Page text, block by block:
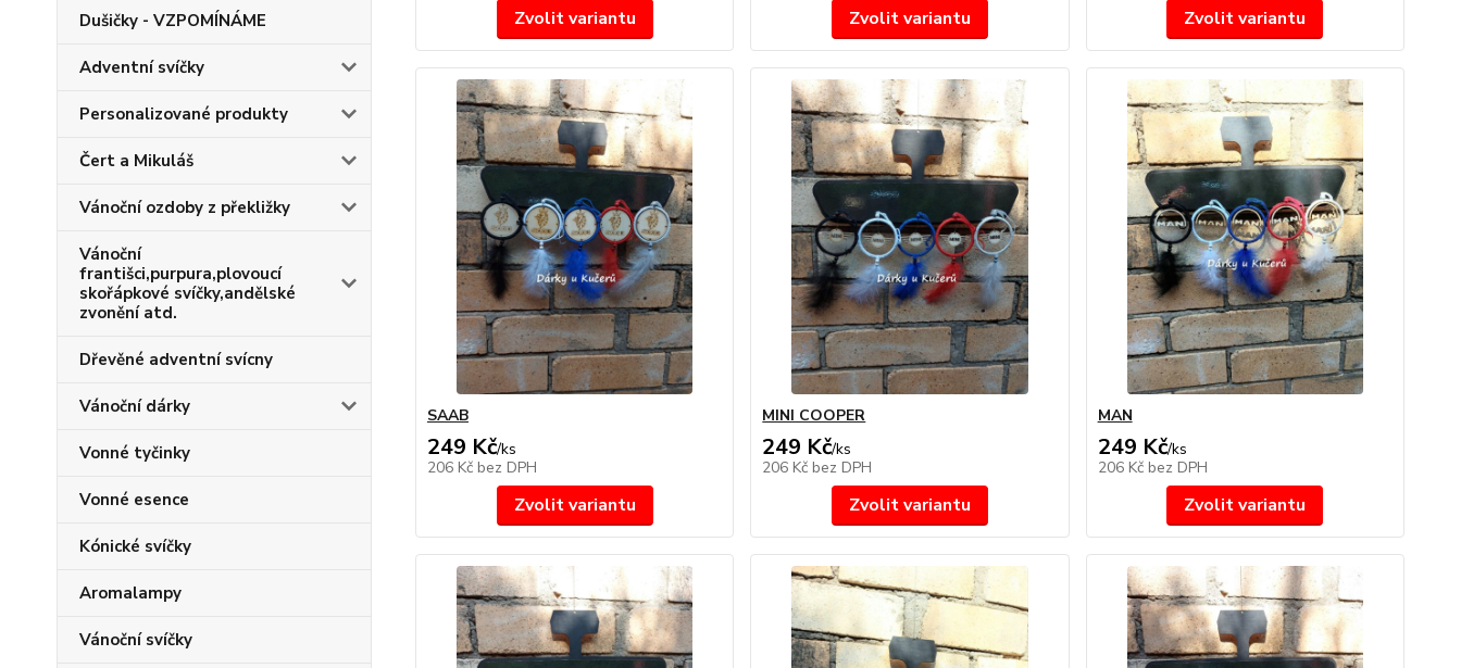
Dušičky - VZPOMÍNÁME
Adventní svíčky
Personalizované produkty
Čert a Mikuláš
Vánoční ozdoby z překližky
Vánoční
františci,purpura,plovoucí
skořápkové svíčky,andělské
zvonění atd.
Dřevěné adventní svícny
Vánoční dárky
Vonné tyčinky
Vonné esence
Kónické svíčky
Aromalampy
Vánoční svíčky
Zvolit variantu Zvolit variantu Zvolit variantu
SAAB
249 Kč/ks
206 Kč bez DPH
Zvolit variantu
MINI COOPER
249 Kč/ks
206 Kč bez DPH
Zvolit variantu
MAN
249 Kč/ks
206 Kč bez DPH
Zvolit variantu